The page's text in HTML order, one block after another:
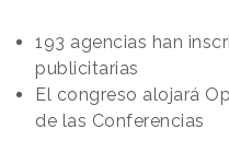
193 agencias han
publicitarias
El congreso alojará
de las Conferencias